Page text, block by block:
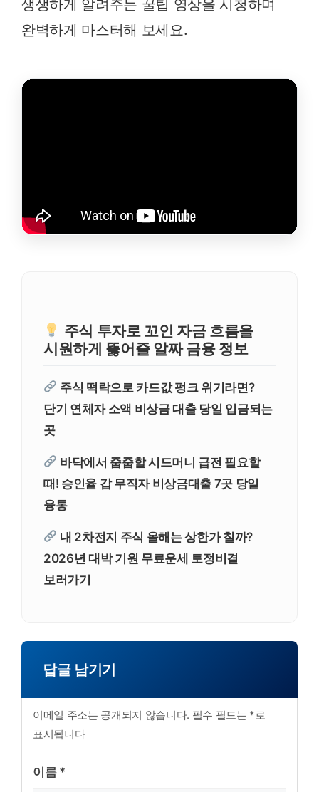
생생하게 알려주는 꿀팁 영상을 시청하며
완벽하게 마스터해 보세요.
주식 투자로 꼬인 자금 흐름을
시원하게 뚫어줄 알짜 금융 정보
주식 떡락으로 카드값 펑크 위기라면?
단기 연체자 소액 비상금 대출 당일 입금되는
곳
바닥에서 줍줍할 시드머니 급전 필요할
때! 승인율 갑 무직자 비상금대출 7곳 당일
융통
내 2차전지 주식 올해는 상한가 칠까?
2026년 대박 기원 무료운세 토정비결
보러가기
답글 남기기
이메일 주소는 공개되지 않습니다. 필수 필드는 *로
표시됩니다
이름 *